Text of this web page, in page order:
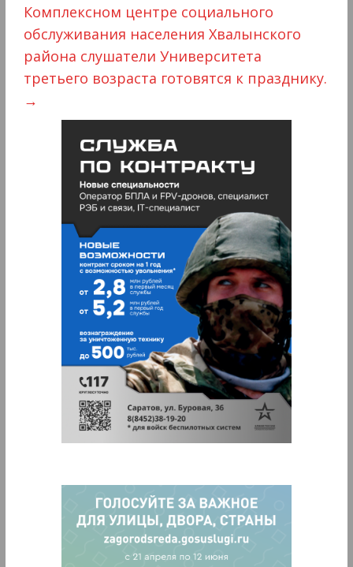
Комплексном центре социального
обслуживания населения Хвалынского
района слушатели Университета
третьего возраста готовятся к празднику.
→